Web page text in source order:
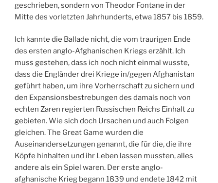
geschrieben, sondern von Theodor Fontane in der
Mitte des vorletzten Jahrhunderts, etwa 1857 bis 1859.
Ich kannte die Ballade nicht, die vom traurigen Ende
des ersten anglo-Afghanischen Kriegs erzählt. Ich
muss gestehen, dass ich noch nicht einmal wusste,
dass die Engländer drei Kriege in/gegen Afghanistan
geführt haben, um ihre Vorherrschaft zu sichern und
den Expansionsbestrebungen des damals noch von
echten Zaren regierten Russischen Reichs Einhalt zu
gebieten. Wie sich doch Ursachen und auch Folgen
gleichen. The Great Game wurden die
Auseinandersetzungen genannt, die für die, die ihre
Köpfe hinhalten und ihr Leben lassen mussten, alles
andere als ein Spiel waren. Der erste anglo-
afghanische Krieg begann 1839 und endete 1842 mit